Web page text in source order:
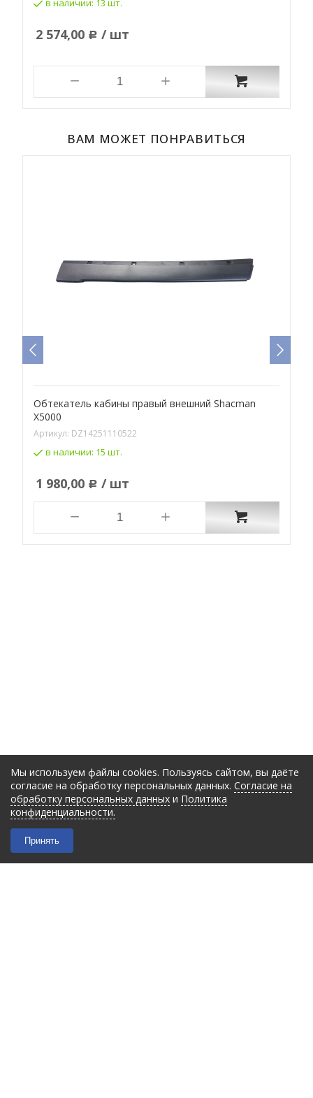
в наличии: 13 шт.
2 574,00 Р / шт
ВАМ МОЖЕТ ПОНРАВИТЬСЯ
Обтекатель кабины правый внешний Shacman
X5000
Артикул: DZ14251110522
в наличии: 15 шт.
1 980,00 Р / шт
Мы используем файлы cookies. Пользуясь сайтом, вы даёте
согласие на обработку персональных данных. Согласие на
обработку персональных данных и Политика
конфиденциальности.
Принять